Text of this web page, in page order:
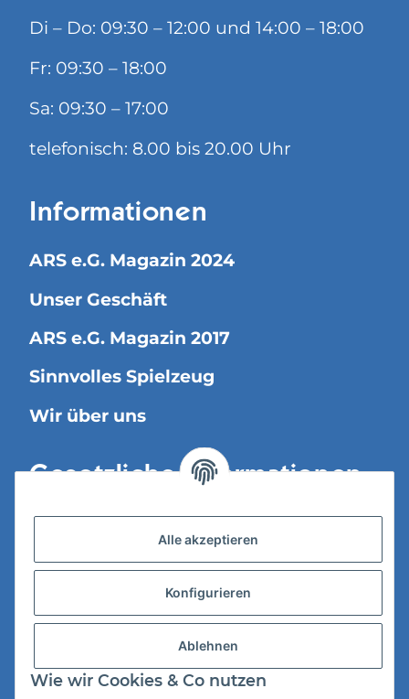
Di – Do: 09:30 – 12:00 und 14:00 – 18:00
Fr: 09:30 – 18:00
Sa: 09:30 – 17:00
telefonisch: 8.00 bis 20.00 Uhr
Informationen
ARS e.G. Magazin 2024
Unser Geschäft
ARS e.G. Magazin 2017
Sinnvolles Spielzeug
Wir über uns
Gesetzliche Informationen
Versandinformationen
Datenschutz
Impressum
Alle akzeptieren
Konfigurieren
Ablehnen
Wie wir Cookies & Co nutzen